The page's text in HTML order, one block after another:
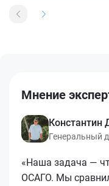
Мнение
Константин
Генеральный
«Наша задача —
ОСАГО. Мы